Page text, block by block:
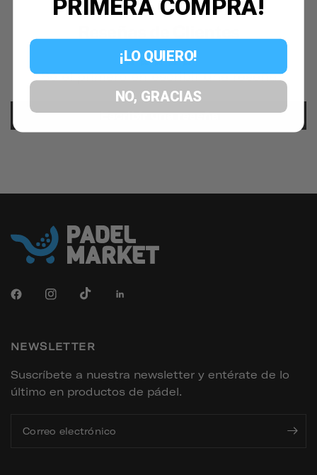
Sé el primero en escribir una reseña
Escribir una reseña
NEWSLETTER
Suscríbete a nuestra newsletter y entérate de lo
último en productos de pádel.
Correo electrónico
PRIMERA COMPRA!
¡LO QUIERO!
NO, GRACIAS